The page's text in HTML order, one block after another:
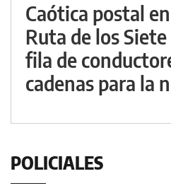
Caótica postal
Ruta de los
fila de
cadenas para la
POLICIALES